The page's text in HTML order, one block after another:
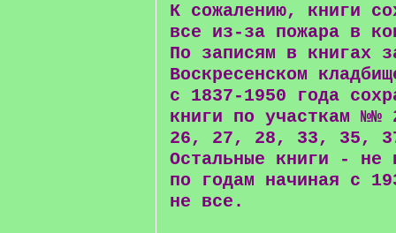
К сожалению, книги
все из-за пожара в
По записям в книгах
Воскресенском
с 1837-1950 года
книги по участкам
26, 27, 28, 33, 35,
Остальные книги - не
по годам начиная с
не все.